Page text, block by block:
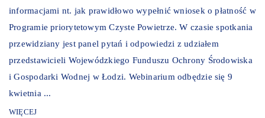
informacjami nt. jak prawidłowo wypełnić wniosek o płatność w
Programie priorytetowym Czyste Powietrze. W czasie spotkania
przewidziany jest panel pytań i odpowiedzi z udziałem
przedstawicieli Wojewódzkiego Funduszu Ochrony Środowiska
i Gospodarki Wodnej w Łodzi. Webinarium odbędzie się 9
kwietnia ...
WIĘCEJ